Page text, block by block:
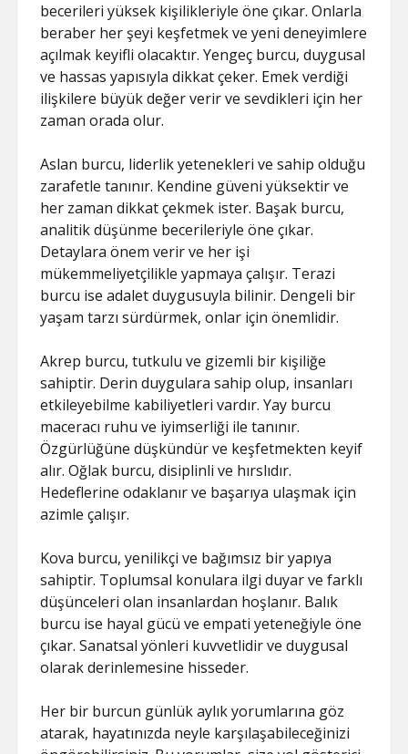
becerileri yüksek kişilikleriyle öne çıkar. Onlarla
beraber her şeyi keşfetmek ve yeni deneyimlere
açılmak keyifli olacaktır. Yengeç burcu, duygusal
ve hassas yapısıyla dikkat çeker. Emek verdiği
ilişkilere büyük değer verir ve sevdikleri için her
zaman orada olur.
Aslan burcu, liderlik yetenekleri ve sahip olduğu
zarafetle tanınır. Kendine güveni yüksektir ve
her zaman dikkat çekmek ister. Başak burcu,
analitik düşünme becerileriyle öne çıkar.
Detaylara önem verir ve her işi
mükemmeliyetçilikle yapmaya çalışır. Terazi
burcu ise adalet duygusuyla bilinir. Dengeli bir
yaşam tarzı sürdürmek, onlar için önemlidir.
Akrep burcu, tutkulu ve gizemli bir kişiliğe
sahiptir. Derin duygulara sahip olup, insanları
etkileyebilme kabiliyetleri vardır. Yay burcu
maceracı ruhu ve iyimserliği ile tanınır.
Özgürlüğüne düşkündür ve keşfetmekten keyif
alır. Oğlak burcu, disiplinli ve hırslıdır.
Hedeflerine odaklanır ve başarıya ulaşmak için
azimle çalışır.
Kova burcu, yenilikçi ve bağımsız bir yapıya
sahiptir. Toplumsal konulara ilgi duyar ve farklı
düşünceleri olan insanlardan hoşlanır. Balık
burcu ise hayal gücü ve empati yeteneğiyle öne
çıkar. Sanatsal yönleri kuvvetlidir ve duygusal
olarak derinlemesine hisseder.
Her bir burcun günlük aylık yorumlarına göz
atarak, hayatınızda neyle karşılaşabileceğinizi